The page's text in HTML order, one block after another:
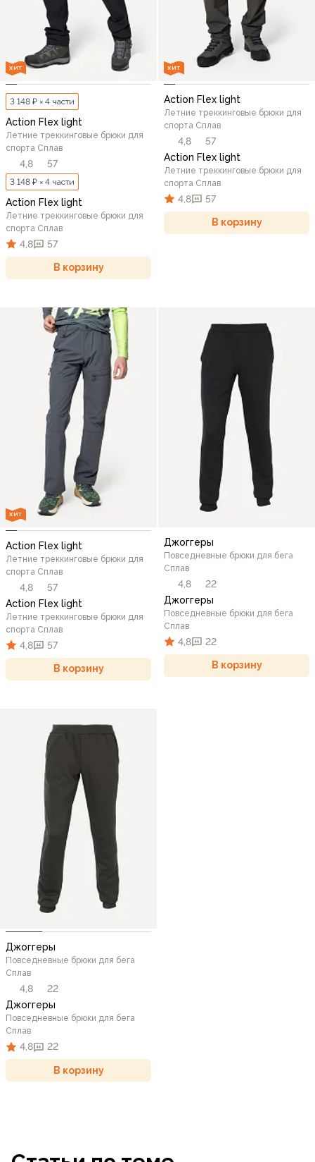
ХИТ
3 148 ₽ × 4 части
Action Flex light
Летние треккинговые брюки для
спорта Сплав
4,8 57
3 148 ₽ × 4 части
Action Flex light
Летние треккинговые брюки для
спорта Сплав
4,8 57
В корзину
ХИТ
Action Flex light
Летние треккинговые брюки для
спорта Сплав
4,8
57
Action Flex light
Летние треккинговые брюки для
спорта Сплав
4,8 57
В корзину
ХИТ
Action Flex light
Летние треккинговые брюки для
спорта Сплав
4,8
57
Action Flex light
Летние треккинговые брюки для
спорта Сплав
4,8 57
В корзину
Джоггеры
Повседневные брюки для бега
Сплав
4,8
22
Джоггеры
Повседневные брюки для бега
Сплав
4,8 22
В корзину
Джоггеры
Повседневные брюки для бега
Сплав
4,8
22
Джоггеры
Повседневные брюки для бега
Сплав
4,8 22
В корзину